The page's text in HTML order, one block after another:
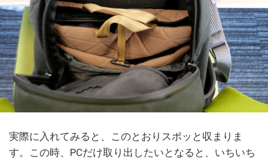
実際に入れてみると、このとおりスポッと収まりま
す。この時、PCだけ取り出したいとなると、いちいち